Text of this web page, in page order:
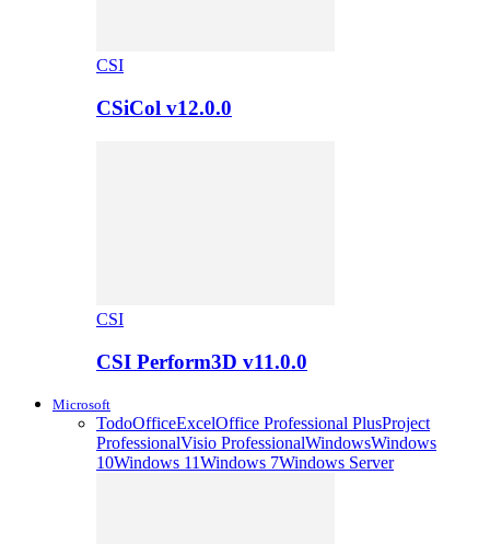
CSI
CSiCol v12.0.0
CSI
CSI Perform3D v11.0.0
Microsoft
TodoOfficeExcelOffice Professional PlusProject
ProfessionalVisio ProfessionalWindowsWindows
10Windows 11Windows 7Windows Server